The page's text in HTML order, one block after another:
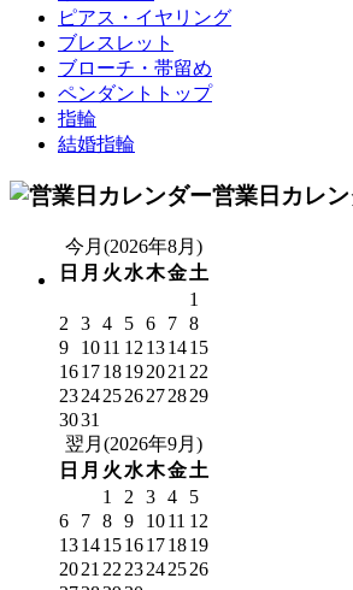
ピアス・イヤリング
ブレスレット
ブローチ・帯留め
ペンダントトップ
指輪
結婚指輪
営業日カレ
今月(2026年8月)
日 月 火 水木金土
1
2
3 4 5 6 7 8
9
1011 12 131415
161718192021 22
23242526272829
3031
翌月(2026年9月)
日 月 火 水木金土
1
2 3 4
5
6
7 8 9 1011 12
13141516171819
2021 22 23242526